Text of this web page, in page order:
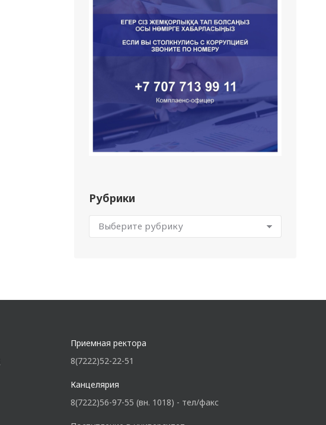
Рубрики
Приемная ректора
8(7222)52-22-51
Канцелярия
8(7222)56-97-55 (вн. 1018) - тел/факс